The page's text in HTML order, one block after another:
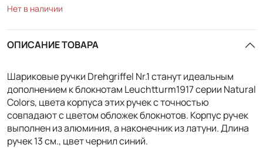
Нет в наличии
ОПИСАНИЕ ТОВАРА
Шариковые ручки Drehgriffel Nr.1 станут идеальным
дополнением к блокнотам Leuchtturm1917 серии Natural
Colors, цвета корпуса этих ручек с точностью
совпадают с цветом обложек блокнотов. Корпус ручек
выполнен из алюминия, а наконечник из латуни. Длина
ручек 13 см., цвет чернил синий.